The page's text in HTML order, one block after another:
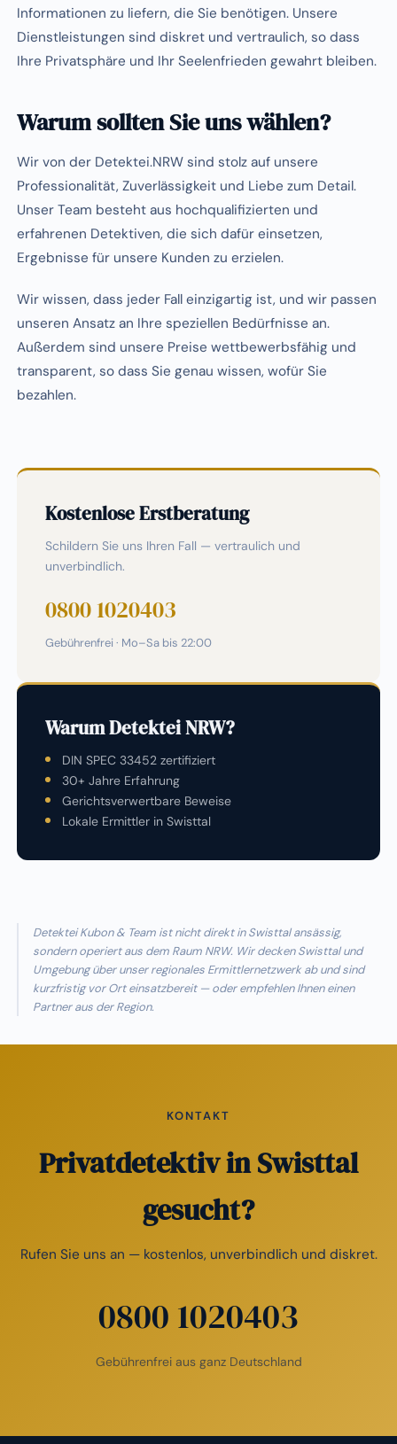
Informationen zu liefern, die Sie benötigen. Unsere
Dienstleistungen sind diskret und vertraulich, so dass
Ihre Privatsphäre und Ihr Seelenfrieden gewahrt bleiben.
Warum sollten Sie uns wählen?
Wir von der Detektei.NRW sind stolz auf unsere
Professionalität, Zuverlässigkeit und Liebe zum Detail.
Unser Team besteht aus hochqualifizierten und
erfahrenen Detektiven, die sich dafür einsetzen,
Ergebnisse für unsere Kunden zu erzielen.
Wir wissen, dass jeder Fall einzigartig ist, und wir passen
unseren Ansatz an Ihre speziellen Bedürfnisse an.
Außerdem sind unsere Preise wettbewerbsfähig und
transparent, so dass Sie genau wissen, wofür Sie
bezahlen.
Kostenlose Erstberatung
Schildern Sie uns Ihren Fall — vertraulich und
unverbindlich.
0800 1020403
Gebührenfrei · Mo–Sa bis 22:00
Warum Detektei NRW?
DIN SPEC 33452 zertifiziert
30+ Jahre Erfahrung
Gerichtsverwertbare Beweise
Lokale Ermittler in Swisttal
Detektei Kubon & Team ist nicht direkt in Swisttal ansässig,
sondern operiert aus dem Raum NRW. Wir decken Swisttal und
Umgebung über unser regionales Ermittlernetzwerk ab und sind
kurzfristig vor Ort einsatzbereit — oder empfehlen Ihnen einen
Partner aus der Region.
KONTAKT
Privatdetektiv in Swisttal
gesucht?
Rufen Sie uns an — kostenlos, unverbindlich und diskret.
0800 1020403
Gebührenfrei aus ganz Deutschland